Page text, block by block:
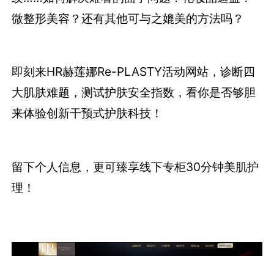
微整形美容？还有其他可与之媲美的方法吗？
即刻来HR赫莲娜Re-PLASTY活动网站，诊断四
大肌肤难题，测试护肤安全指数，看你是否够胆
来体验创新干预式护肤科技！
留下个人信息，更可臻享线下专柜30分钟美肌护
理！